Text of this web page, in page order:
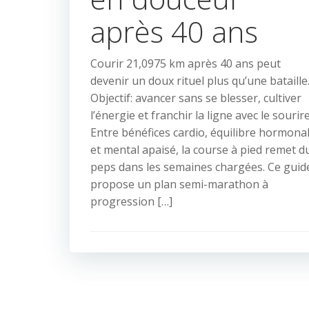
après 40 ans
Courir 21,0975 km après 40 ans peut
devenir un doux rituel plus qu’une bataille.
Objectif: avancer sans se blesser, cultiver
l’énergie et franchir la ligne avec le
Entre bénéfices cardio, équilibre hormonal
et mental apaisé, la course à pied remet
peps dans les semaines chargées. Ce
propose un plan semi-marathon à
progression […]